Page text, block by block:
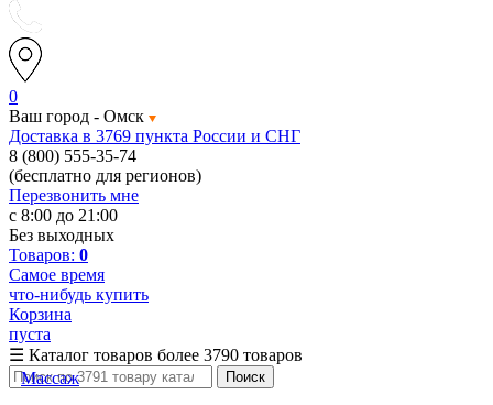
0
Ваш город - Омск
Доставка в 3769 пункта России и СНГ
8 (800) 555-35-74
(бесплатно для регионов)
Перезвонить мне
с 8:00 до 21:00
Без выходных
Товаров: 0
Самое время
что-нибудь купить
Корзина
пуста
☰ Каталог товаров более 3790 товаров
Массаж
Поиск